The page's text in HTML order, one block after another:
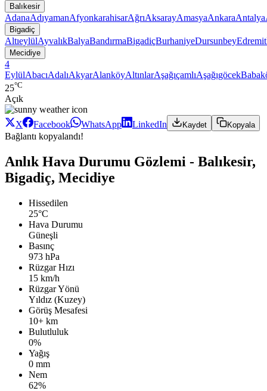
Balıkesir
AdanaAdıyamanAfyonkarahisarAğrıAksarayAmasyaAnkaraAntalya
Bigadiç
AltıeylülAyvalıkBalyaBandırmaBigadiçBurhaniyeDursunbeyEdremit
Mecidiye
4
EylülAbacıAdalıAkyarAlanköyAltınlarAşağıçamlıAşağıgöcek
25°C
Açık
X Facebook WhatsApp LinkedIn Kaydet Kopyala
Bağlantı kopyalandı!
Anlık Hava Durumu Gözlemi - Balıkesir,
Bigadiç, Mecidiye
Hissedilen
25°C
Hava Durumu
Güneşli
Basınç
973 hPa
Rüzgar Hızı
15 km/h
Rüzgar Yönü
Yıldız (Kuzey)
Görüş Mesafesi
10+ km
Bulutluluk
0%
Yağış
0 mm
Nem
62%